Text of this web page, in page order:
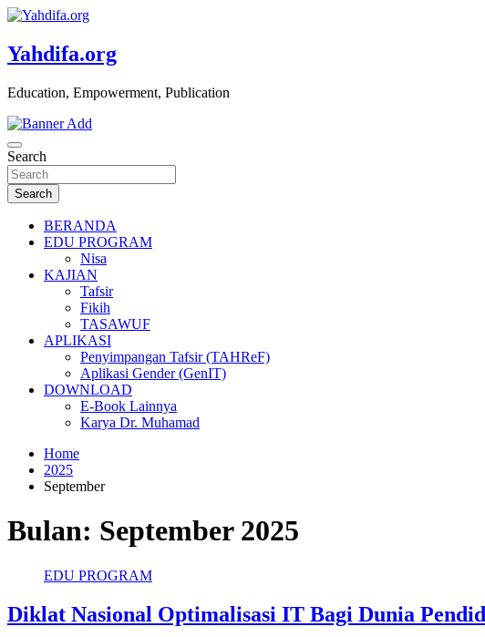
Skip
content
Yahdifa.org
Education, Empowerment, Publication
Search
Search
BERANDA
EDU PROGRAM
Nisa
KAJIAN
Tafsir
Fikih
TASAWUF
APLIKASI
Penyimpangan Tafsir (TAHReF)
Aplikasi Gender (GenIT)
DOWNLOAD
E-Book Lainnya
Karya Dr. Muhamad
Home
2025
September
Bulan: September 2025
EDU PROGRAM
Diklat Nasional Optimalisasi IT Bagi Dunia